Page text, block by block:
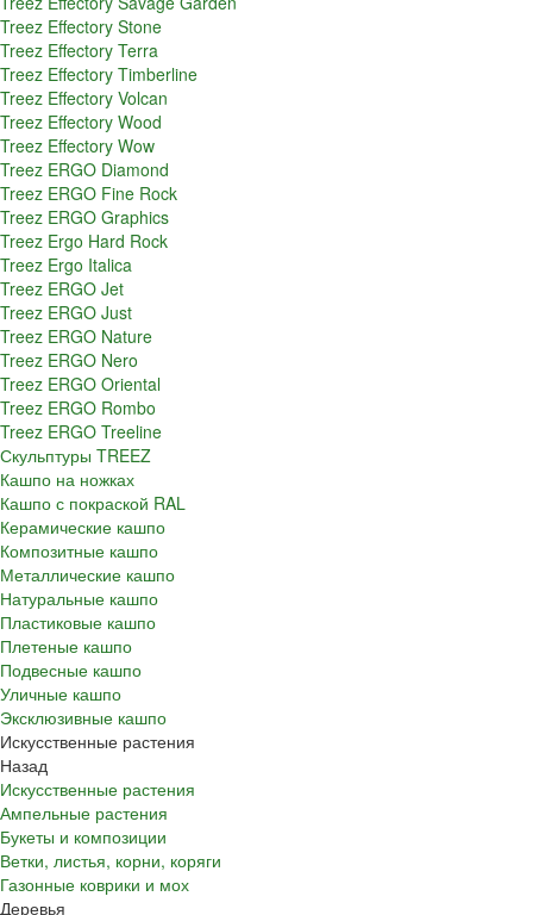
Treez Effectory Stone
Treez Effectory Terra
Treez Effectory Timberline
Treez Effectory Volcan
Treez Effectory Wood
Treez Effectory Wow
Treez ERGO Diamond
Treez ERGO Fine Rock
Treez ERGO Graphics
Treez Ergo Hard Rock
Treez Ergo Italica
Treez ERGO Jet
Treez ERGO Just
Treez ERGO Nature
Treez ERGO Nero
Treez ERGO Oriental
Treez ERGO Rombo
Treez ERGO Treeline
Скульптуры TREEZ
Кашпо на ножках
Кашпо с покраской RAL
Керамические кашпо
Композитные кашпо
Металлические кашпо
Натуральные кашпо
Пластиковые кашпо
Плетеные кашпо
Подвесные кашпо
Уличные кашпо
Эксклюзивные кашпо
Искусственные растения
Назад
Искусственные растения
Ампельные растения
Букеты и композиции
Ветки, листья, корни, коряги
Газонные коврики и мох
Деревья